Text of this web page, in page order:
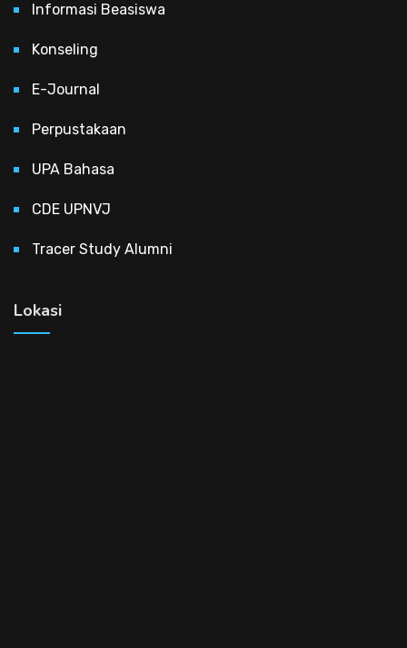
Informasi Beasiswa
Konseling
E-Journal
Perpustakaan
UPA Bahasa
CDE UPNVJ
Tracer Study Alumni
Lokasi